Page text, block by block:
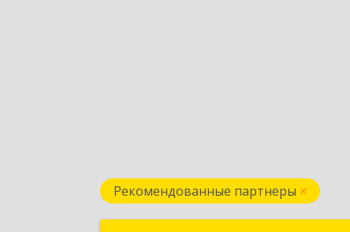
Рекомендованные партнеры